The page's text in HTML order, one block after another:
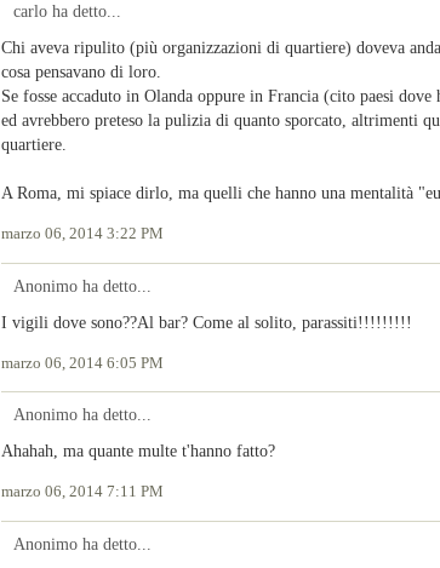
carlo ha detto...
Chi aveva ripulito (più organizzazioni di quartiere) doveva
cosa pensavano di loro.
Se fosse accaduto in Olanda oppure in Francia (cito paesi
ed avrebbero preteso la pulizia di quanto sporcato, altrimenti
quartiere.
A Roma, mi spiace dirlo, ma quelli che hanno una mentalità
marzo 06, 2014 3:22 PM
Anonimo ha detto...
I vigili dove sono??Al bar? Come al solito, parassiti!!!!!!!!!
marzo 06, 2014 6:05 PM
Anonimo ha detto...
Ahahah, ma quante multe t'hanno fatto?
marzo 06, 2014 7:11 PM
Anonimo ha detto...